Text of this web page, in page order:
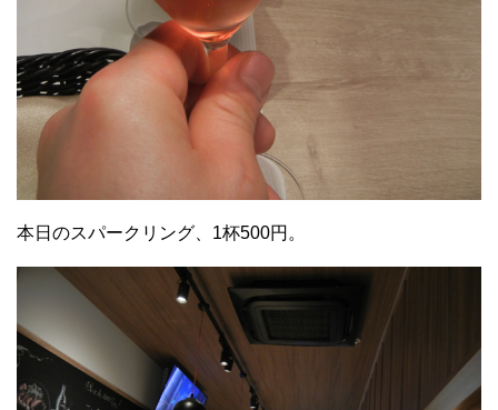
本日のスパークリング、1杯500円。